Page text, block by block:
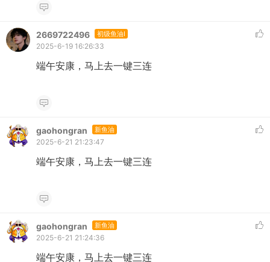
2669722496 初级鱼油I
2025-6-19 16:26:33
端午安康，马上去一键三连
gaohongran 新鱼油
2025-6-21 21:23:47
端午安康，马上去一键三连
gaohongran 新鱼油
2025-6-21 21:24:36
端午安康，马上去一键三连